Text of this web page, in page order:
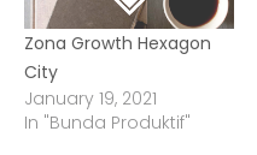
Zona Growth Hexagon
City
January 19, 2021
In "Bunda Produktif"